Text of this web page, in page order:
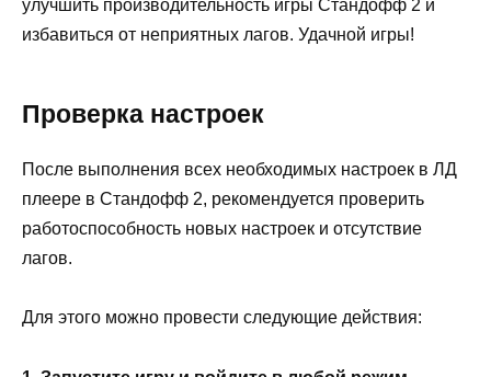
улучшить производительность игры Стандофф 2 и
избавиться от неприятных лагов. Удачной игры!
Проверка настроек
После выполнения всех необходимых настроек в ЛД
плеере в Стандофф 2, рекомендуется проверить
работоспособность новых настроек и отсутствие
лагов.
Для этого можно провести следующие действия: